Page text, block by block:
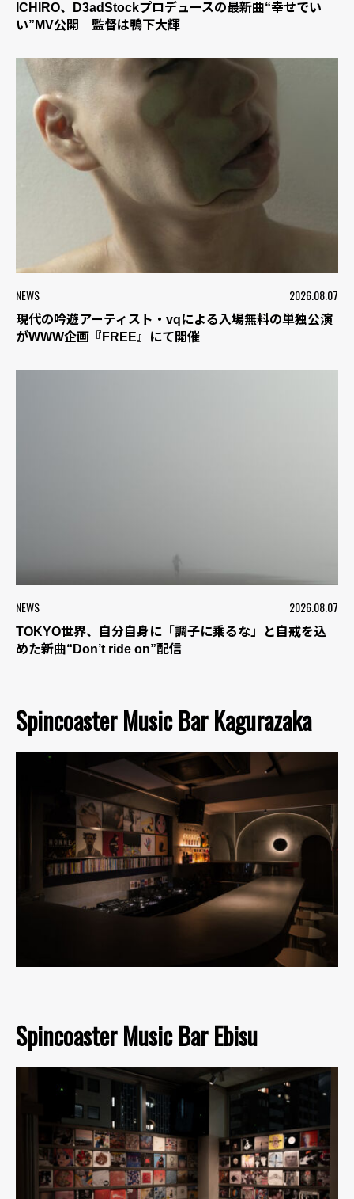
ICHIRO、D3adStockプロデュースの最新曲“幸せでい
い”MV公開 監督は鴨下大輝
NEWS 2026.08.07
現代の吟遊アーティスト・vqによる入場無料の単独公演
がWWW企画『FREE』にて開催
NEWS 2026.08.07
TOKYO世界、自分自身に「調子に乗るな」と自戒を込
めた新曲“Don’t ride on”配信
Spincoaster Music Bar Kagurazaka
Spincoaster Music Bar Ebisu